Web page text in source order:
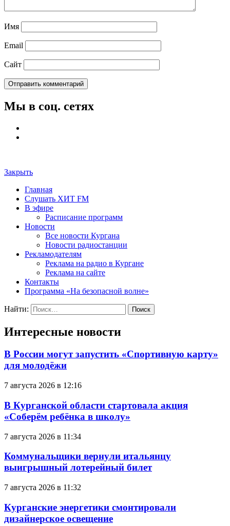
Имя
Email
Сайт
Мы в соц. сетях
Закрыть
Главная
Слушать ХИТ FM
В эфире
Расписание программ
Новости
Все новости Кургана
Новости радиостанции
Рекламодателям
Реклама на радио в Кургане
Реклама на сайте
Контакты
Программа «На безопасной волне»
Найти:
Интересные новости
В России могут запустить «Спортивную карту»
для молодёжи
7 августа 2026 в 12:16
В Курганской области стартовала акция
«Соберём ребёнка в школу»
7 августа 2026 в 11:34
Коммунальщики вернули итальянцу
выигрышный лотерейный билет
7 августа 2026 в 11:32
Курганские энергетики смонтировали
дизайнерское освещение